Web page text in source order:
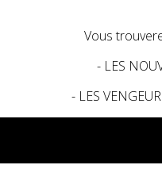
Vous
- LES
- LES